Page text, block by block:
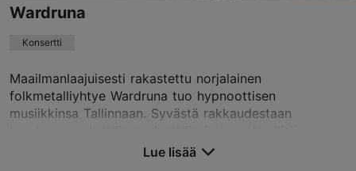
Wardruna
Konsertti
Maailmanlaajuisesti rakastettu norjalainen
folkmetalliyhtye Wardruna tuo hypnoottisen
musiikkinsa Tallinnaan. Syvästä rakkaudestaan
Lue lisää